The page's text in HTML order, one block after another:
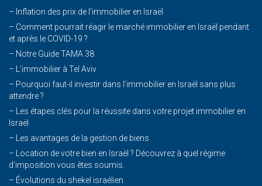
– Inflation des prix de l’immobilier en Israël
– Comment pourrait réagir le marché immobilier en Israël pendant
et après le COVID-19 ?
– Notre Guide TAMA 38
– L’immobilier à Tel Aviv
– Pourquoi faut-il investir dans l’immobilier en Israël sans plus
attendre ?
– Les étapes clés pour la réussite dans votre projet immobilier en
Israël
– Les avantages de la gestion de biens
– Location de votre bien en Israël ? Découvrez à quel régime
d’imposition vous êtes soumis.
– Évolutions du shekel israélien